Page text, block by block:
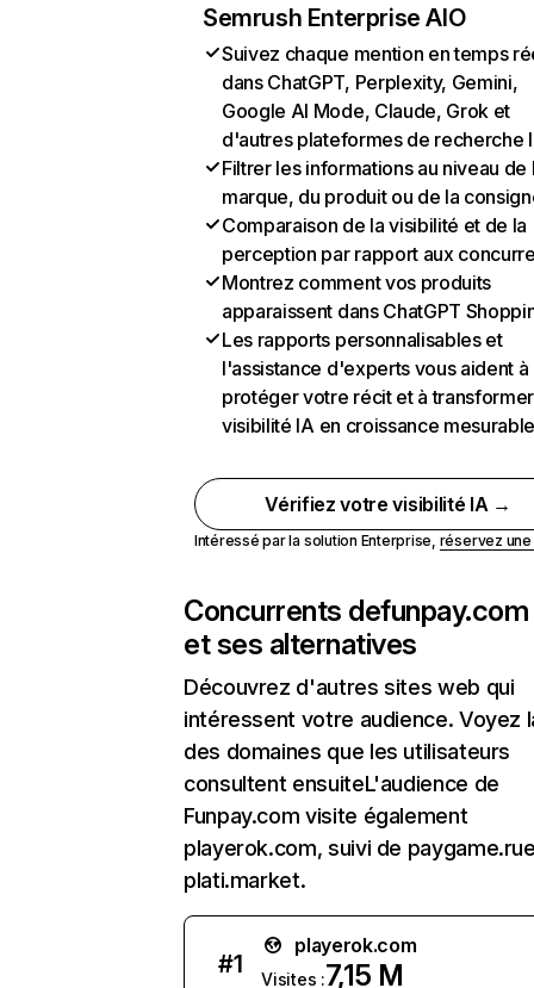
Semrush Enterprise AIO
Suivez chaque mention en temps
dans ChatGPT, Perplexity, Gemini,
Google AI Mode, Claude, Grok et
d'autres plateformes de recherche
Filtrer les informations au niveau de
marque, du produit ou de la
Comparaison de la visibilité et de la
perception par rapport aux
Montrez comment vos produits
apparaissent dans ChatGPT
Les rapports personnalisables et
l'assistance d'experts vous aident à
protéger votre récit et à
visibilité IA en croissance
Vérifiez votre visibilité IA →
Intéressé par la solution Enterprise, réservez
Concurrents defunpay.com
et ses alternatives
Découvrez d'autres sites web qui
intéressent votre audience. Voyez
des domaines que les utilisateurs
consultent ensuiteL'audience de
Funpay.com visite également
playerok.com, suivi de
plati.market.
#1
playerok.com
Visites :7,15 M